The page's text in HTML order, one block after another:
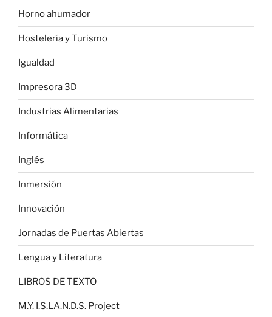
Horno ahumador
Hostelería y Turismo
Igualdad
Impresora 3D
Industrias Alimentarias
Informática
Inglés
Inmersión
Innovación
Jornadas de Puertas Abiertas
Lengua y Literatura
LIBROS DE TEXTO
M.Y. I.S.LA.N.D.S. Project